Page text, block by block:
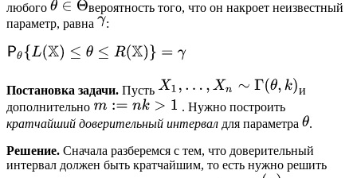
любого
вероятность того, что он накроет неизвестный
параметр, равна
:
Постановка задачи. Пусть
и
дополнительно
. Нужно построить
кратчайший доверительный интервал для параметра
.
Решение. Сначала разберемся с тем, что доверительный
интервал должен быть кратчайшим, то есть нужно решить